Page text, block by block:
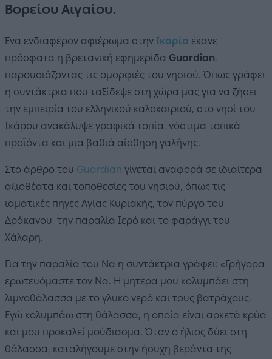
Βορείου Αιγαίου.
Ένα ενδιαφέρον αφιέρωμα στην Ικαρία έκανε
πρόσφατα η βρετανική εφημερίδα Guardian,
παρουσιάζοντας τις ομορφιές του νησιού. Όπως γράφει
η συντάκτρια που ταξίδεψε στη χώρα μας για να ζήσει
την εμπειρία του ελληνικού καλοκαιριού, στο νησί του
Ικάρου ανακάλυψε γραφικά τοπία, νόστιμα τοπικά
προϊόντα και μια βαθιά αίσθηση γαλήνης.
Στο άρθρο του Guardian γίνεται αναφορά σε ιδιαίτερα
αξιοθέατα και τοποθεσίες του νησιού, όπως τις
ιαματικές πηγές Αγίας Κυριακής, τον πύργο του
Δράκανου, την παραλία Ιερό και το φαράγγι του
Χάλαρη.
Για την παραλία του Να η συντάκτρια γράφει: «Γρήγορα
ερωτευόμαστε τον Να. Η μητέρα μου κολυμπάει στη
λιμνοθάλασσα με το γλυκό νερό και τους βατράχους.
Εγώ κολυμπάω στη θάλασσα, η οποία είναι αρκετά κρύα
και μου προκαλεί μούδιασμα. Όταν ο ήλιος δύει στη
θάλασσα, καταλήγουμε στην ήσυχη βεράντα της